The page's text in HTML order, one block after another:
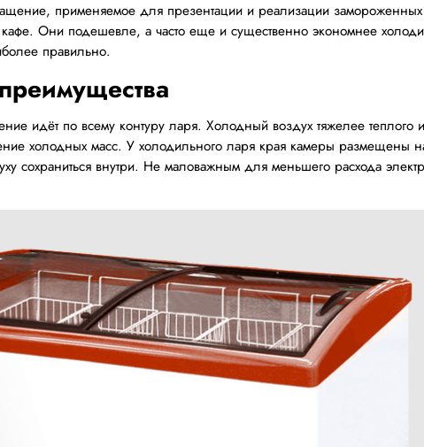
применяемое для презентации и реализации замороженных
Они подешевле, а часто еще и существенно экономнее
правильно.
идёт по всему контуру ларя. Холодный воздух тяжелее теплого
холодных масс. У холодильного ларя края камеры размещены
сохраниться внутри. Не маловажным для меньшего расхода